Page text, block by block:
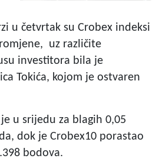
u četvrtak su Crobex indeksi
uz različite
investitora bila je
Tokića, kojom je ostvaren
u srijedu za blagih 0,05
dok je Crobex10 porastao
bodova.